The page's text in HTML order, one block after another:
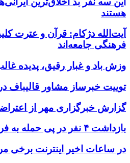
هستند
آیت‌الله دژکام: قرآن و عترت
فرهنگی جامعه‌اند
وزش باد و غبار رقیق، پدیده
توییت خبرساز مشاور قالیباف
گزارش خبرگزاری مهر از
بازداشت ۴ نفر در پی حمله به فرمانداری فسا
در ساعات اخیر اینترنت برخی